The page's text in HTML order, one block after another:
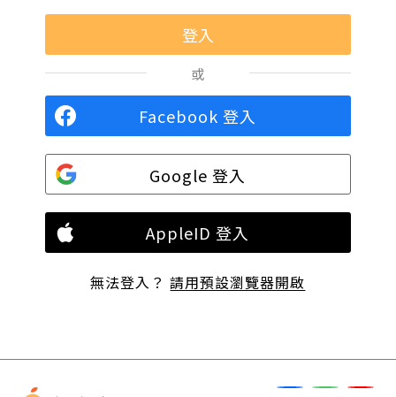
或
Facebook 登入
Google 登入
AppleID 登入
無法登入？請用預設瀏覽器開啟